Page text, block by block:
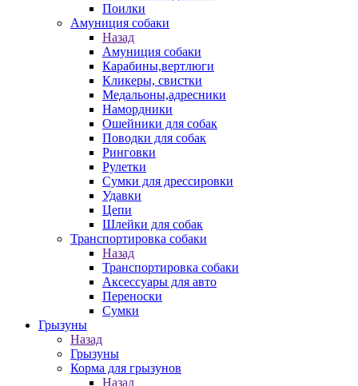
Поилки
Амуниция собаки
Назад
Амуниция собаки
Карабины,вертлюги
Кликеры, свистки
Медальоны,адресники
Намордники
Ошейники для собак
Поводки для собак
Ринговки
Рулетки
Сумки для дрессировки
Удавки
Цепи
Шлейки для собак
Транспортировка собаки
Назад
Транспортировка собаки
Аксессуары для авто
Переноски
Сумки
Грызуны
Назад
Грызуны
Корма для грызунов
Назад